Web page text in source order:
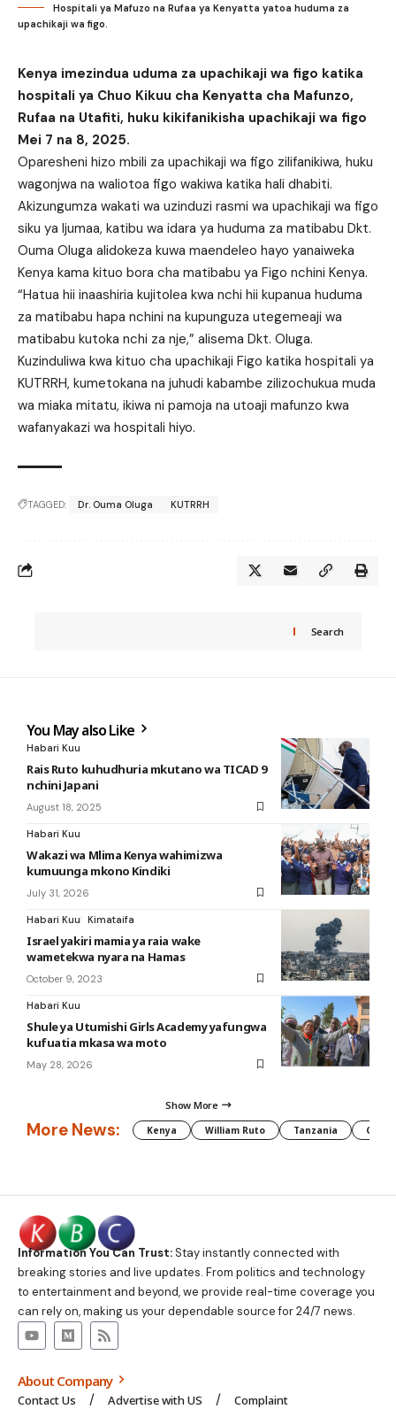
Hospitali ya Mafuzo na Rufaa ya Kenyatta yatoa huduma za
upachikaji wa figo.
Kenya imezindua uduma za upachikaji wa figo katika
hospitali ya Chuo Kikuu cha Kenyatta cha Mafunzo,
Rufaa na Utafiti, huku kikifanikisha upachikaji wa figo
Mei 7 na 8, 2025.
Oparesheni hizo mbili za upachikaji wa figo zilifanikiwa, huku
wagonjwa na waliotoa figo wakiwa katika hali dhabiti.
Akizungumza wakati wa uzinduzi rasmi wa upachikaji wa figo
siku ya Ijumaa, katibu wa idara ya huduma za matibabu Dkt.
Ouma Oluga alidokeza kuwa maendeleo hayo yanaiweka
Kenya kama kituo bora cha matibabu ya Figo nchini Kenya.
“Hatua hii inaashiria kujitolea kwa nchi hii kupanua huduma
za matibabu hapa nchini na kupunguza utegemeaji wa
matibabu kutoka nchi za nje,” alisema Dkt. Oluga.
Kuzinduliwa kwa kituo cha upachikaji Figo katika hospitali ya
KUTRRH, kumetokana na juhudi kabambe zilizochukua muda
wa miaka mitatu, ikiwa ni pamoja na utoaji mafunzo kwa
wafanyakazi wa hospitali hiyo.
TAGGED: Dr. Ouma Oluga KUTRRH
Search
You May also Like
Habari Kuu
Rais Ruto kuhudhuria mkutano wa TICAD 9
nchini Japani
August 18, 2025
Habari Kuu
Wakazi wa Mlima Kenya wahimizwa
kumuunga mkono Kindiki
July 31, 2026
Habari Kuu Kimataifa
Israel yakiri mamia ya raia wake
wametekwa nyara na Hamas
October 9, 2023
Habari Kuu
Shule ya Utumishi Girls Academy yafungwa
kufuatia mkasa wa moto
May 28, 2026
Show More
More News: Kenya William Ruto Tanzania CAF
Information You Can Trust:Stay instantly connected with
breaking stories and live updates. From politics and technology
to entertainment and beyond, we provide real-time coverage you
can rely on, making us your dependable source for 24/7 news.
About Company
Contact Us Advertise with US Complaint